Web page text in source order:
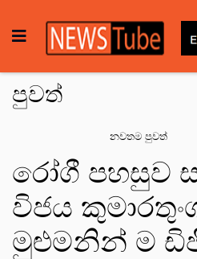
පුවත්
නවතම පුවත්
රෝගී පහසුව
විජය
මුළුමනින් ම